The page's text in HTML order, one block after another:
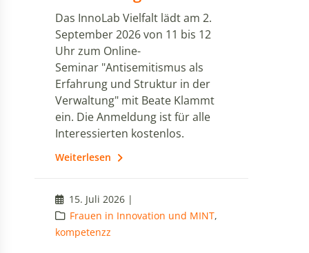
Das InnoLab Vielfalt lädt am 2.
September 2026 von 11 bis 12
Uhr zum Online-
Seminar "Antisemitismus als
Erfahrung und Struktur in der
Verwaltung" mit Beate Klammt
ein. Die Anmeldung ist für alle
Interessierten kostenlos.
Weiterlesen
15. Juli 2026 |
Frauen in Innovation und MINT,
kompetenzz